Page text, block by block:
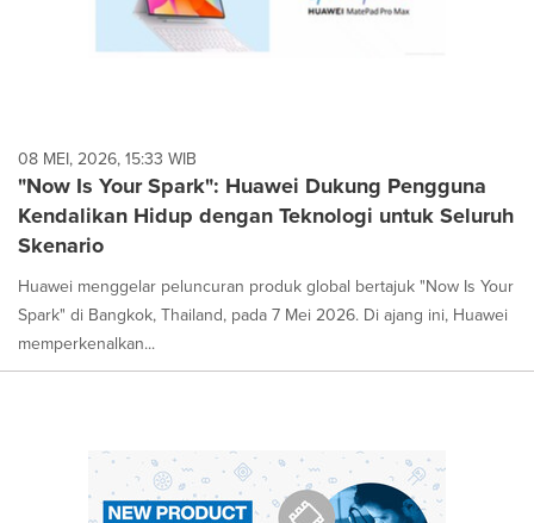
08 MEI, 2026, 15:33 WIB
"Now Is Your Spark": Huawei Dukung Pengguna
Kendalikan Hidup dengan Teknologi untuk Seluruh
Skenario
Huawei menggelar peluncuran produk global bertajuk "Now Is Your
Spark" di Bangkok, Thailand, pada 7 Mei 2026. Di ajang ini, Huawei
memperkenalkan...